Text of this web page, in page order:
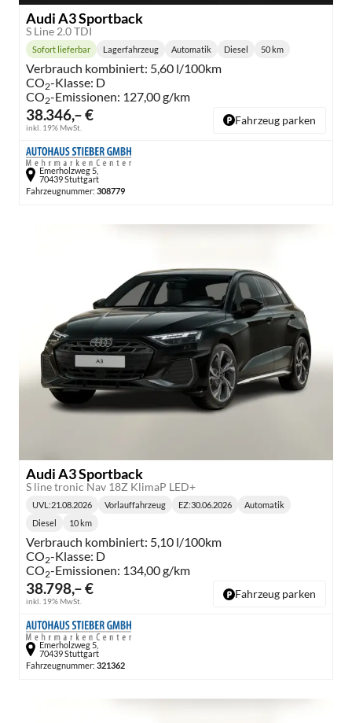
Audi A3 Sportback
S Line 2.0 TDI
38.346,– €
inkl. 19% MwSt.
Lieferzeit:
Sofort lieferbar Lagerfahrzeug
Getriebe:
Automatik
Kraftstoff:
Diesel
Kilometerstand:
50 km
Verbrauch kombiniert: 5,60 l/100km
CO2-Klasse: D
CO2-Emissionen: 127,00 g/km
Fahrzeug parken
Emerholzweg 5,
70439 Stuttgart
Fahrzeugnummer: 308779
Audi A3 Sportback
S line tronic Nav 18Z KlimaP LED+
38.798,– €
inkl. 19% MwSt.
UVL :21.08.2026 Vorlauffahrzeug EZ:30.06.2026 Automatik
Diesel 10 km
Verbrauch kombiniert: 5,10 l/100km
CO2-Klasse: D
CO2-Emissionen: 134,00 g/km
Fahrzeug parken
Emerholzweg 5,
70439 Stuttgart
Fahrzeugnummer: 321362